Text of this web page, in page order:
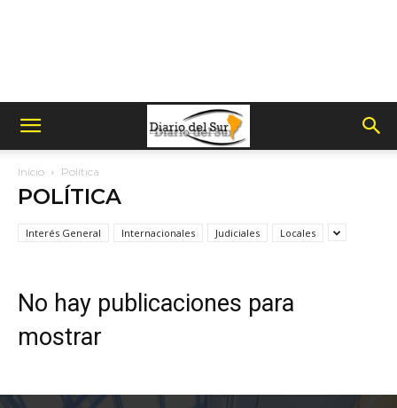
Inicio Política
POLÍTICA
Interés General Internacionales Judiciales Locales
No hay publicaciones para
mostrar